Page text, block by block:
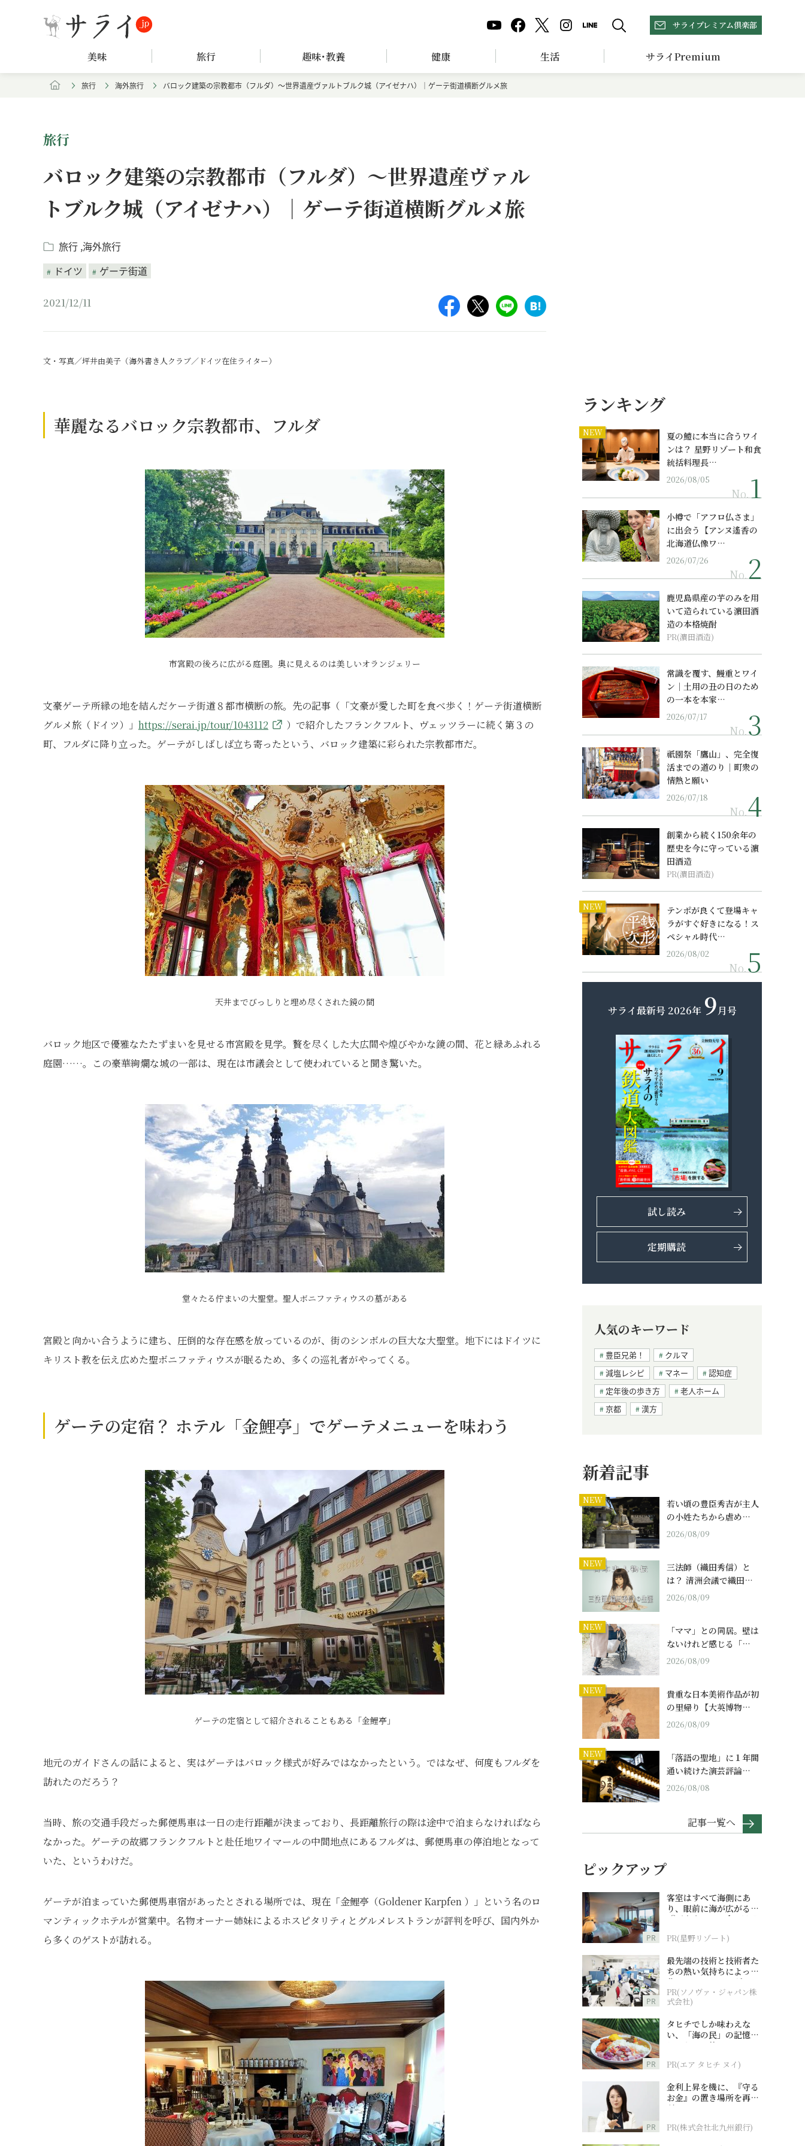
サライプレミアム倶楽部
美味 旅行 趣味･教養 健康 生活 サライPremium
旅行 海外旅行 バロック建築の宗教都市（フルダ）～世界遺産ヴァルトブルク城（アイゼナハ）｜ゲーテ街道横断グルメ旅
旅行
バロック建築の宗教都市（フルダ）～世界遺産ヴァル
トブルク城（アイゼナハ）｜ゲーテ街道横断グルメ旅
旅行 海外旅行
ドイツ
ゲーテ街道
2021/12/11
文・写真／坪井由美子（海外書き人クラブ／ドイツ在住ライター）
華麗なるバロック宗教都市、フルダ
市宮殿の後ろに広がる庭園。奥に見えるのは美しいオランジェリー
文豪ゲーテ所縁の地を結んだケーテ街道８都市横断の旅。先の記事（「文豪が愛した町を食べ歩く！ゲーテ街道横断
グルメ旅（ドイツ）」 https://serai.jp/tour/1043112
）で紹介したフランクフルト、ヴェッツラーに続く第３の
町、フルダに降り立った。ゲーテがしばしば立ち寄ったという、バロック建築に彩られた宗教都市だ。
天井までびっしりと埋め尽くされた鏡の間
バロック地区で優雅なたたずまいを見せる市宮殿を見学。贅を尽くした大広間や煌びやかな鏡の間、花と緑あふれる
庭園……。この豪華絢爛な城の一部は、現在は市議会として使われていると聞き驚いた。
堂々たる佇まいの大聖堂。聖人ボニファティウスの墓がある
宮殿と向かい合うように建ち、圧倒的な存在感を放っているのが、街のシンボルの巨大な大聖堂。地下にはドイツに
キリスト教を伝え広めた聖ボニファティウスが眠るため、多くの巡礼者がやってくる。
ゲーテの定宿？ ホテル「金鯉亭」でゲーテメニューを味わう
ゲーテの定宿として紹介されることもある「金鯉亭」
地元のガイドさんの話によると、実はゲーテはバロック様式が好みではなかったという。ではなぜ、何度もフルダを
訪れたのだろう？
当時、旅の交通手段だった郵便馬車は一日の走行距離が決まっており、長距離旅行の際は途中で泊まらなければなら
なかった。ゲーテの故郷フランクフルトと赴任地ワイマールの中間地点にあるフルダは、郵便馬車の停泊地となって
いた、というわけだ。
ゲーテが泊まっていた郵便馬車宿があったとされる場所では、現在「金鯉亭（Goldener Karpfen ）」という名のロ
マンティックホテルが営業中。名物オーナー姉妹によるホスピタリティとグルメレストランが評判を呼び、国内外か
ら多くのゲストが訪れる。
ランキング
NEW
夏の鱧に本当に合うワイ
ンは？ 星野リゾート和食
統括料理長…
2026/08/05
No.
小樽で「アフロ仏さま」
に出会う【アンヌ遙香の
北海道仏像ワ…
2026/07/26
No.
鹿児島県産の芋のみを用
いて造られている濵田酒
造の本格焼酎
PR(濵田酒造)
常識を覆す、鰻重とワイ
ン｜土用の丑の日のため
の一本を本家…
2026/07/17
No.
祇園祭「鷹山」、完全復
活までの道のり｜町衆の
情熱と願い
2026/07/18
No.
創業から続く150余年の
歴史を今に守っている濵
田酒造
PR(濵田酒造)
NEW
テンポが良くて登場キャ
ラがすぐ好きになる！ス
ペシャル時代…
2026/08/02
No.
サライ最新号 2026年 9月号
試し読み
定期購読
人気のキーワード
豊臣兄弟！
クルマ
減塩レシピ
マネー
認知症
定年後の歩き方
老人ホーム
京都
漢方
新着記事
NEW
若い頃の豊臣秀吉が主人
の小姓たちから虐め…
2026/08/09
NEW
三法師（織田秀信）と
は？ 清洲会議で織田…
2026/08/09
NEW
「ママ」との同居。壁は
ないけれど感じる「…
2026/08/09
NEW
貴重な日本美術作品が初
の里帰り【大英博物…
2026/08/09
NEW
「落語の聖地」に１年間
通い続けた演芸評論…
2026/08/08
記事一覧へ
ピックアップ
PR
客室はすべて海側にあ
り、眼前に海が広がる
『西表島ホテル by 星野
PR(星野リゾート)
PR
最先端の技術と技術者た
ちの熱い気持ちによって
作られているオーダーメ
イド補聴器
PR(ソノヴァ・ジャパン株
式会社)
PR
タヒチでしか味わえな
い、「海の民」の記憶へ
とつながる旅
PR(エア タヒチ ヌイ)
PR
金利上昇を機に、『守る
お金』の置き場所を再検
討
PR(株式会社北九州銀行)